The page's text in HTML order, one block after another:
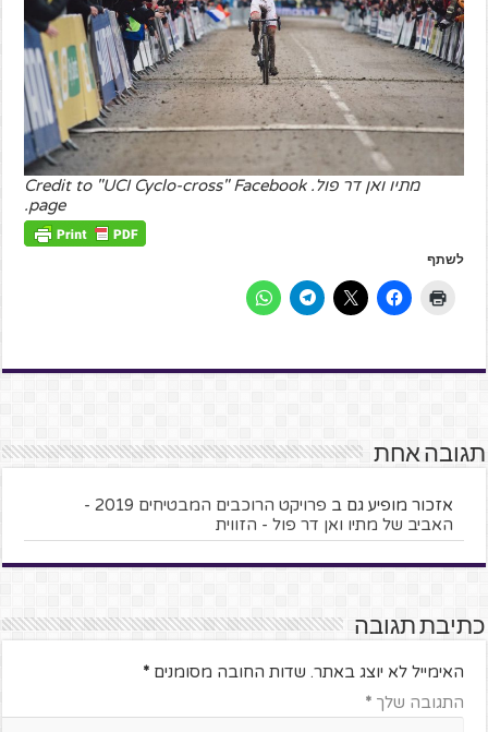
מתיו ואן דר פול. Credit to "UCI Cyclo-cross" Facebook
page.
לשתף
תגובה אחת
אזכור מופיע גם ב
פרויקט הרוכבים המבטיחים 2019 -
האביב של מתיו ואן דר פול - הזווית
כתיבת תגובה
האימייל לא יוצג באתר. שדות החובה מסומנים*
התגובה שלך*